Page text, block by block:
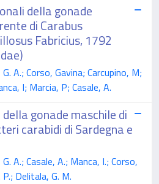
della gonade
di Carabus
Fabricius, 1792
A.; Corso, Gavina; Carcupino, M;
I; Marcia, P; Casale, A.
gonade maschile di
carabidi di Sardegna e
A.; Casale, A.; Manca, I.; Corso,
Delitala, G. M.